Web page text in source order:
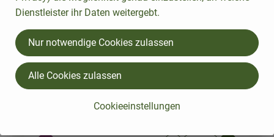
Du hast sicher:
extra (1L)
17,99 € /
Dienstleister ihr Daten weitergebt.
Cookieeinstellungen
Nur notwendige Cookies zulassen
Alle Cookies zulassen